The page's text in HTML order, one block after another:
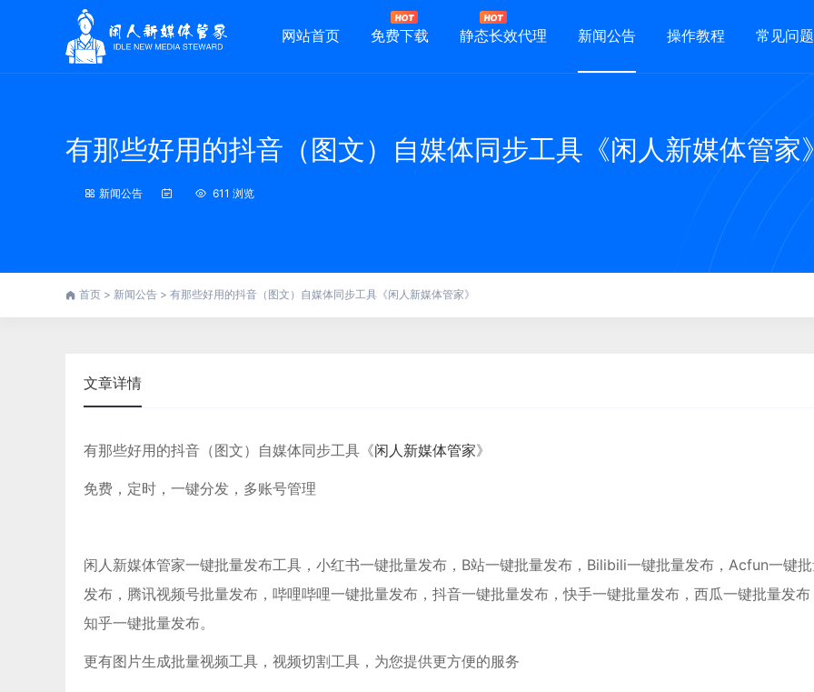
网站首页 免费下载 静态长效代理 新闻公告 操作教程 常见问题
有那些好用的抖音（图文）自媒体同步工具《闲人新媒体管家
新闻公告 611 浏览
首页 > 新闻公告 > 有那些好用的抖音（图文）自媒体同步工具《闲人新媒体管家》
文章详情
有那些好用的抖音（图文）自媒体同步工具《闲人新媒体管家》
免费，定时，一键分发，多账号管理
闲人新媒体管家一键批量发布工具，小红书一键批量发布，B站一键批量发布，Bilibili一键批量发布，Acfun一键
发布，腾讯视频号批量发布，哔哩哔哩一键批量发布，抖音一键批量发布，快手一键批量发布，西瓜一键批量发布
知乎一键批量发布。
更有图片生成批量视频工具，视频切割工具，为您提供更方便的服务